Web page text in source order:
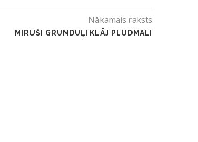
Nākamais raksts
MIRUŠI GRUNDUĻI KLĀJ PLUDMALI